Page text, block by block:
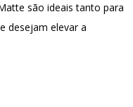
são ideais tanto para
desejam elevar a